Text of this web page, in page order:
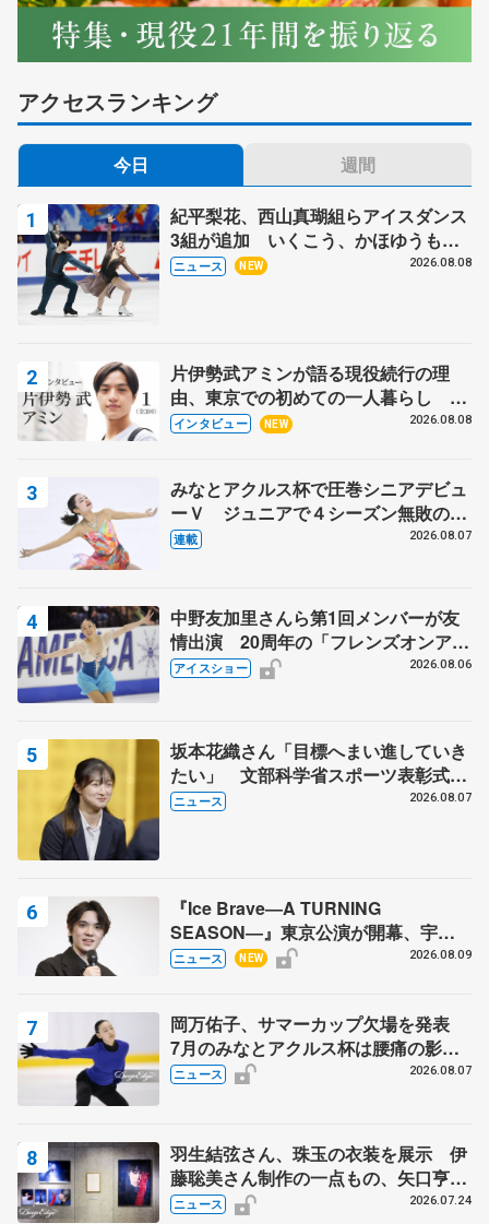
アクセスランキング
今日 週間
紀平梨花、西山真瑚組らアイスダンス
3組が追加 いくこう、かほゆうも、
木下グループ杯
ニュース NEW 2026.08.08
片伊勢武アミンが語る現役続行の理
由、東京での初めての一人暮らし 注
目スケーターの「今」に迫る
インタビュー NEW 2026.08.08
みなとアクルス杯で圧巻シニアデビュ
ーＶ ジュニアで４シーズン無敗の島
田麻央
連載 2026.08.07
中野友加里さんら第1回メンバーが友
情出演 20周年の「フレンズオンアイ
ス」 宮本賢二さん、有川梨絵さん、
アイスショー 2026.08.06
坂本花織さん「目標へまい進していき
たい」 文部科学省スポーツ表彰式で
代表謝辞
ニュース 2026.08.07
『Ice Brave―A TURNING
SEASON―』東京公演が開幕、宇野
昌磨の『Ice Brave』にかける思いを
ニュース NEW 2026.08.09
岡万佑子、サマーカップ欠場を発表
7月のみなとアクルス杯は腰痛の影響
で
ニュース 2026.08.07
羽生結弦さん、珠玉の衣装を展示 伊
藤聡美さん制作の一点もの、矢口亨さ
んが撮影
ニュース 2026.07.24